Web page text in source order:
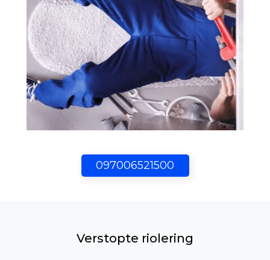
097006521500
Verstopte riolering